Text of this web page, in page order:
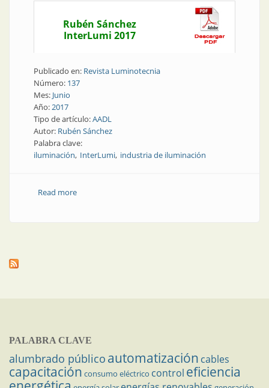
Rubén Sánchez
InterLumi 2017
Publicado en: Revista Luminotecnia
Número: 137
Mes: Junio
Año:2017
Tipo de artículo:AADL
Autor: Rubén Sánchez
Palabra clave:
iluminación InterLumi industria de iluminación
Read moreabout AADL | AADL en el centro de América
PALABRA CLAVE
alumbrado público automatización cables
capacitación consumo eléctrico control eficiencia